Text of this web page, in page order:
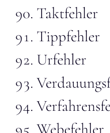
Taktfehler
Tippfehler
Urfehler
Webefehler